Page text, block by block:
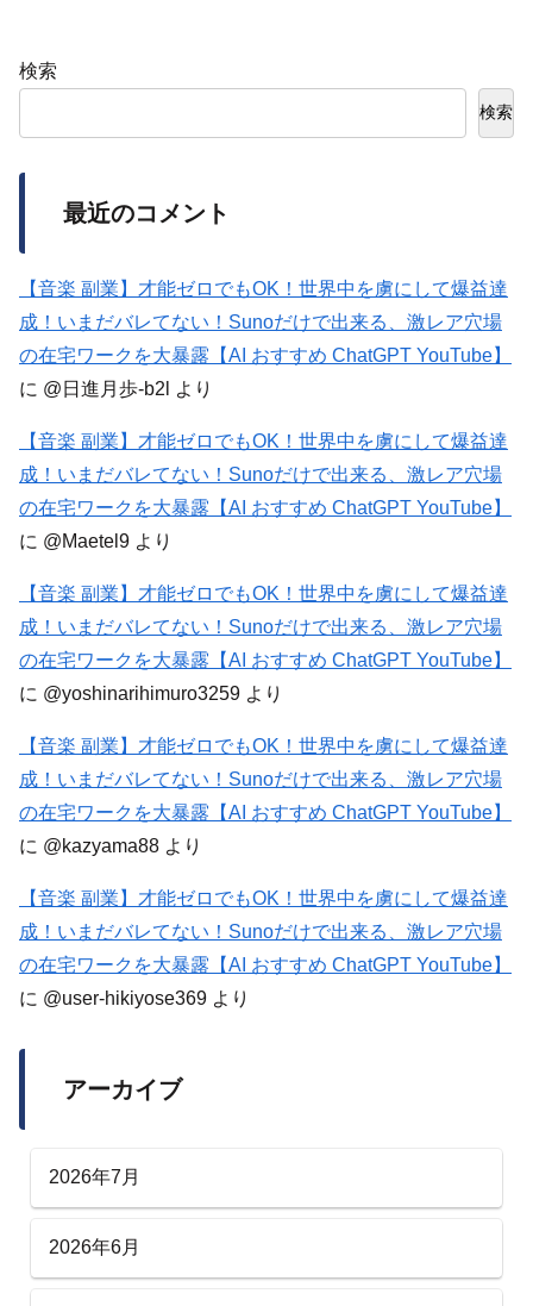
検索
検索
最近のコメント
【音楽 副業】才能ゼロでもOK！世界中を虜にして爆益達
成！いまだバレてない！Sunoだけで出来る、激レア穴場
の在宅ワークを大暴露【AI おすすめ ChatGPT YouTube】
に @日進月歩-b2l より
【音楽 副業】才能ゼロでもOK！世界中を虜にして爆益達
成！いまだバレてない！Sunoだけで出来る、激レア穴場
の在宅ワークを大暴露【AI おすすめ ChatGPT YouTube】
に @Maetel9 より
【音楽 副業】才能ゼロでもOK！世界中を虜にして爆益達
成！いまだバレてない！Sunoだけで出来る、激レア穴場
の在宅ワークを大暴露【AI おすすめ ChatGPT YouTube】
に @yoshinarihimuro3259 より
【音楽 副業】才能ゼロでもOK！世界中を虜にして爆益達
成！いまだバレてない！Sunoだけで出来る、激レア穴場
の在宅ワークを大暴露【AI おすすめ ChatGPT YouTube】
に @kazyama88 より
【音楽 副業】才能ゼロでもOK！世界中を虜にして爆益達
成！いまだバレてない！Sunoだけで出来る、激レア穴場
の在宅ワークを大暴露【AI おすすめ ChatGPT YouTube】
に @user-hikiyose369 より
アーカイブ
2026年7月
2026年6月